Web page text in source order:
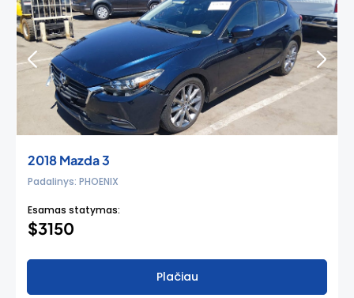
2018 Mazda 3
Padalinys: PHOENIX
Esamas statymas:
$3150
Plačiau